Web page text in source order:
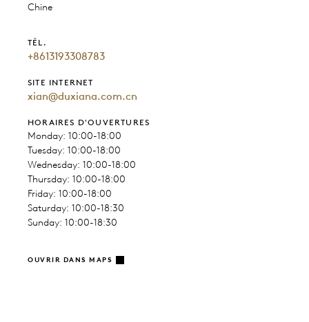
Chine
TÉL.
+8613193308783
SITE INTERNET
xian@duxiana.com.cn
HORAIRES D'OUVERTURES
Monday: 10:00-18:00
Tuesday: 10:00-18:00
Wednesday: 10:00-18:00
Thursday: 10:00-18:00
Friday: 10:00-18:00
Saturday: 10:00-18:30
Sunday: 10:00-18:30
OUVRIR DANS MAPS